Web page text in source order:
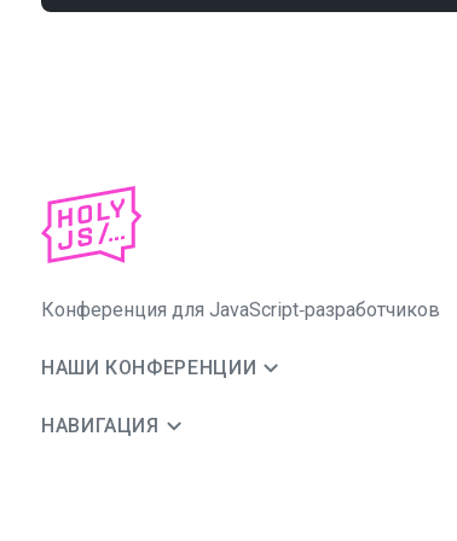
Конференция для JavaScript‑разработчиков
НАШИ КОНФЕРЕНЦИИ
НАВИГАЦИЯ